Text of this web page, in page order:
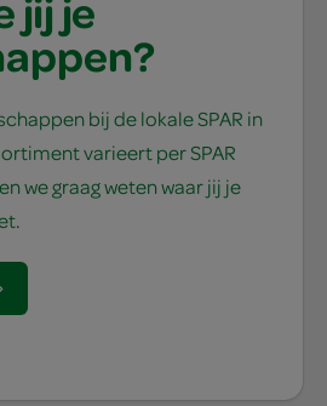
bij de lokale SPAR in
varieert per SPAR
we graag weten waar jij je